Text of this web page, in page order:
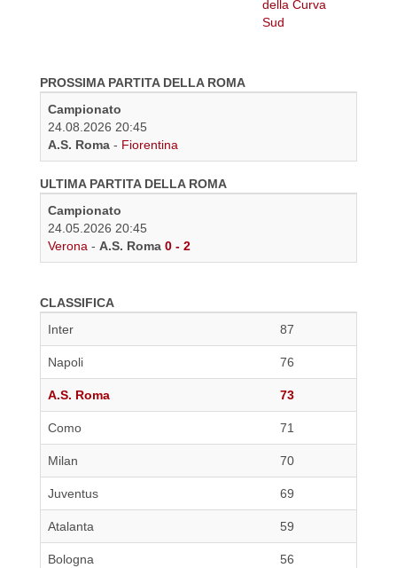
PROSSIMA PARTITA DELLA ROMA
Campionato
24.08.2026 20:45
A.S. Roma - Fiorentina
ULTIMA PARTITA DELLA ROMA
Campionato
24.05.2026 20:45
Verona - A.S. Roma 0 - 2
CLASSIFICA
Inter
87
Napoli 76
A.S. Roma 73
Como 71
Milan 70
Juventus 69
Atalanta 59
Bologna 56